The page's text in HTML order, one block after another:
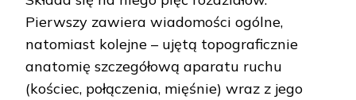
Pierwszy zawiera wiadomości ogólne,
natomiast kolejne – ujętą topograficznie
anatomię szczegółową aparatu ruchu
(kościec, połączenia, mięśnie) wraz z jego